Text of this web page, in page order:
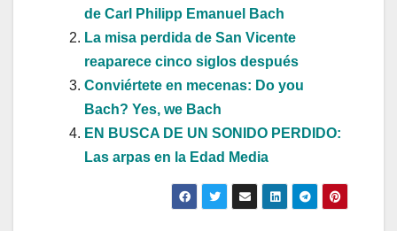
de Carl Philipp Emanuel Bach
La misa perdida de San Vicente
reaparece cinco siglos después
Conviértete en mecenas: Do you
Bach? Yes, we Bach
EN BUSCA DE UN SONIDO PERDIDO:
Las arpas en la Edad Media